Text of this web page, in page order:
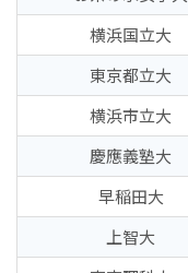
横浜国立大
東京都立大
横浜市立大
慶應義塾大
早稲田大
上智大